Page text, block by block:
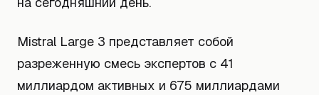
Mistral Large 3 представляет собой
разреженную смесь экспертов с 41
миллиардом активных и 675 миллиардами